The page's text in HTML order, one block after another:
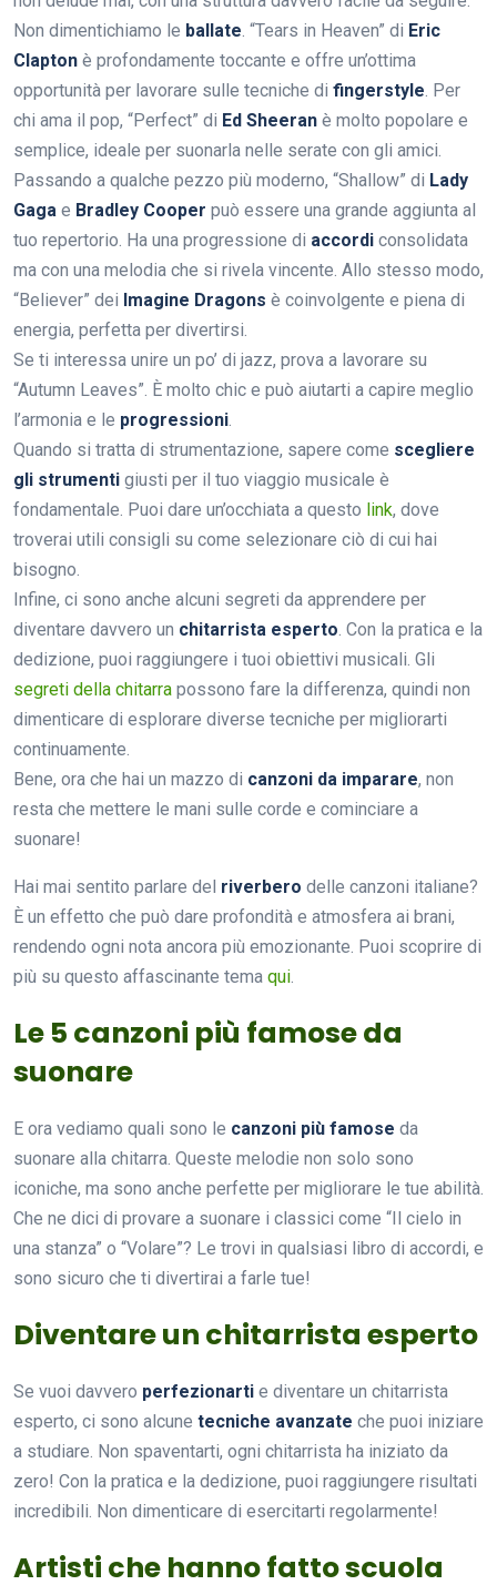
Non dimentichiamo le ballate. “Tears in Heaven” di Eric
Clapton è profondamente toccante e offre un’ottima
opportunità per lavorare sulle tecniche di fingerstyle. Per
chi ama il pop, “Perfect” di Ed Sheeran è molto popolare e
semplice, ideale per suonarla nelle serate con gli amici.
Passando a qualche pezzo più moderno, “Shallow” di Lady
Gaga e Bradley Cooper può essere una grande aggiunta al
tuo repertorio. Ha una progressione di accordi consolidata
ma con una melodia che si rivela vincente. Allo stesso modo,
“Believer” dei Imagine Dragons è coinvolgente e piena di
energia, perfetta per divertirsi.
Se ti interessa unire un po’ di jazz, prova a lavorare su
“Autumn Leaves”. È molto chic e può aiutarti a capire meglio
l’armonia e le progressioni.
Quando si tratta di strumentazione, sapere come scegliere
gli strumenti giusti per il tuo viaggio musicale è
fondamentale. Puoi dare un’occhiata a questo link, dove
troverai utili consigli su come selezionare ciò di cui hai
bisogno.
Infine, ci sono anche alcuni segreti da apprendere per
diventare davvero un chitarrista esperto. Con la pratica e la
dedizione, puoi raggiungere i tuoi obiettivi musicali. Gli
segreti della chitarra possono fare la differenza, quindi non
dimenticare di esplorare diverse tecniche per migliorarti
continuamente.
Bene, ora che hai un mazzo di canzoni da imparare, non
resta che mettere le mani sulle corde e cominciare a
suonare!
Hai mai sentito parlare del riverbero delle canzoni italiane?
È un effetto che può dare profondità e atmosfera ai brani,
rendendo ogni nota ancora più emozionante. Puoi scoprire di
più su questo affascinante tema qui.
Le 5 canzoni più famose da
suonare
E ora vediamo quali sono le canzoni più famose da
suonare alla chitarra. Queste melodie non solo sono
iconiche, ma sono anche perfette per migliorare le tue abilità.
Che ne dici di provare a suonare i classici come “Il cielo in
una stanza” o “Volare”? Le trovi in qualsiasi libro di accordi, e
sono sicuro che ti divertirai a farle tue!
Diventare un chitarrista esperto
Se vuoi davvero perfezionarti e diventare un chitarrista
esperto, ci sono alcune tecniche avanzate che puoi iniziare
a studiare. Non spaventarti, ogni chitarrista ha iniziato da
zero! Con la pratica e la dedizione, puoi raggiungere risultati
incredibili. Non dimenticare di esercitarti regolarmente!
Artisti che hanno fatto scuola